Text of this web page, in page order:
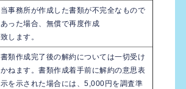
当事務所が作成した書類が不完全なもので
あった場合、無償で再度作成
致します。
書類作成完了後の解約については一切受け
かねます。書類作成着手前に解約の意思表
示を示された場合には、5,000円を調査準